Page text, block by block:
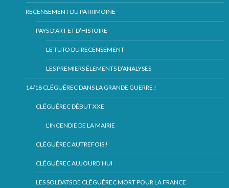
RECENSEMENT DU PATRIMOINE
PAYS D’ART ET D’HISTOIRE
LE TUTO DU RECENSEMENT
LES PREMIERS ÉLEMENTS D’ANALYSES
14/18 CLÉGUÉREC DANS LA GRANDE GUERRE !
CLÉGUÉREC DÉBUT XXE
L’INCENDIE DE LA MAIRIE
CLÉGUÉREC AUTREFOIS !
CLÉGUÉREC AUJOURD’HUI
LES SOLDATS DE CLÉGUÉREC MORT POUR LA FRANCE